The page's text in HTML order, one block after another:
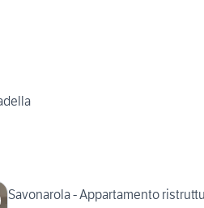
Savonarola - Appartamento